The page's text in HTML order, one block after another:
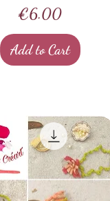
Price
€6.00
Add to Cart